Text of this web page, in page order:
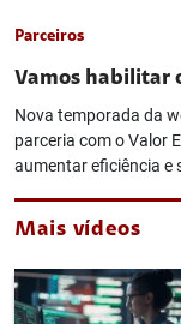
Parceiros
Vamos habilitar
Nova temporada da
parceria com o Valor
aumentar eficiência e
Mais vídeos